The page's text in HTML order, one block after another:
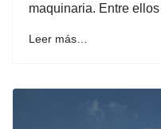
maquinaria. Entre ellos
Leer más…